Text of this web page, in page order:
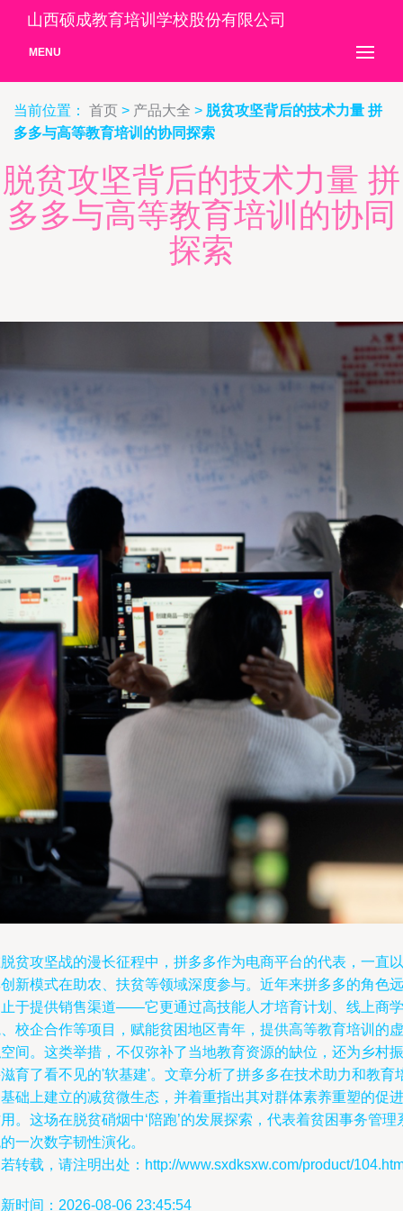
山西硕成教育培训学校股份有限公司
MENU
当前位置： 首页 > 产品大全 > 脱贫攻坚背后的技术力量 拼
多多与高等教育培训的协同探索
脱贫攻坚背后的技术力量 拼
多多与高等教育培训的协同
探索
贫攻坚战的漫长征程中，拼多多作为电商平台的代表，一直以
新模式在助农、扶贫等领域深度参与。近年来拼多多的角色远
于提供销售渠道——它更通过高技能人才培育计划、线上商学
校企合作等项目，赋能贫困地区青年，提供高等教育培训的虚
间。这类举措，不仅弥补了当地教育资源的缺位，还为乡村振
育了看不见的'软基建'。文章分析了拼多多在技术助力和教育
础上建立的减贫微生态，并着重指出其对群体素养重塑的促进
。这场在脱贫硝烟中‘陪跑’的发展探索，代表着贫困事务管理
一次数字韧性演化。
转载，请注明出处：http://www.sxdksxw.com/product/
时间：2026-08-06 23:45:54